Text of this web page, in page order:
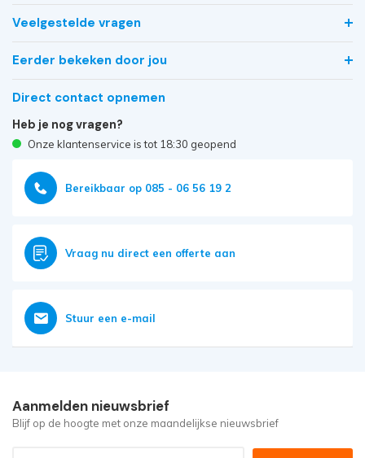
Veelgestelde vragen
Eerder bekeken door jou
Direct contact opnemen
Heb je nog vragen?
Onze klantenservice is tot 18:30 geopend
Bereikbaar op 085 - 06 56 19 2
Vraag nu direct een offerte aan
Stuur een e-mail
Aanmelden nieuwsbrief
Blijf op de hoogte met onze maandelijkse nieuwsbrief